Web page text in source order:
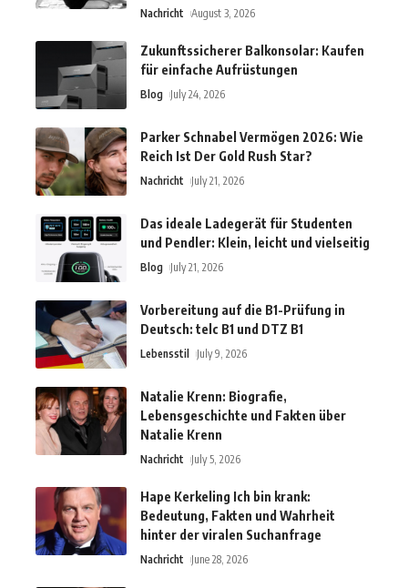
Nachricht August 3, 2026
Zukunftssicherer Balkonsolar: Kaufen
für einfache Aufrüstungen
Blog July 24, 2026
Parker Schnabel Vermögen 2026: Wie
Reich Ist Der Gold Rush Star?
Nachricht July 21, 2026
Das ideale Ladegerät für Studenten
und Pendler: Klein, leicht und vielseitig
Blog July 21, 2026
Vorbereitung auf die B1-Prüfung in
Deutsch: telc B1 und DTZ B1
Lebensstil July 9, 2026
Natalie Krenn: Biografie,
Lebensgeschichte und Fakten über
Natalie Krenn
Nachricht July 5, 2026
Hape Kerkeling Ich bin krank:
Bedeutung, Fakten und Wahrheit
hinter der viralen Suchanfrage
Nachricht June 28, 2026